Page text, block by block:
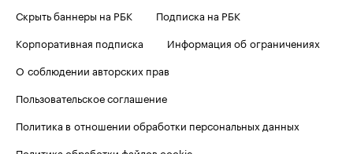
Скрыть баннеры на РБК
Подписка на РБК
Корпоративная подписка
Информация об ограничениях
О соблюдении авторских прав
Пользовательское соглашение
Политика в отношении обработки персональных данных